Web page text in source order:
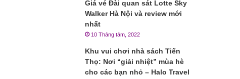
Giá vé Đài quan sát Lotte Sky
Walker Hà Nội và review mới
nhất
10 Tháng tám, 2022
Khu vui chơi nhà sách Tiến
Thọ: Nơi “giải nhiệt” mùa hè
cho các bạn nhỏ – Halo Travel